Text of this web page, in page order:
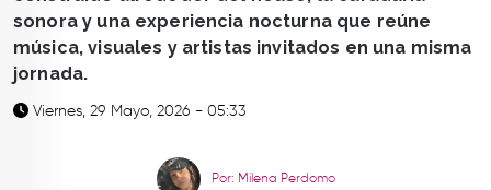
sonora y una experiencia nocturna que reúne
música, visuales y artistas invitados en una misma
jornada.
Viernes, 29 Mayo, 2026 - 05:33
Por: Milena Perdomo